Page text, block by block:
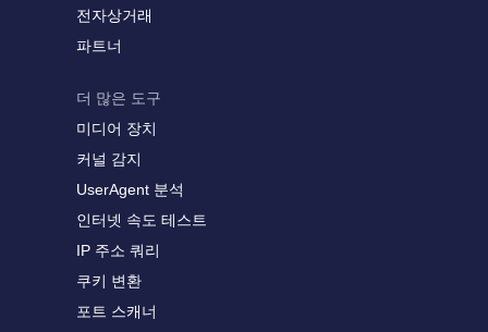
전자상거래
파트너
더 많은 도구
미디어 장치
커널 감지
UserAgent 분석
인터넷 속도 테스트
IP 주소 쿼리
쿠키 변환
포트 스캐너